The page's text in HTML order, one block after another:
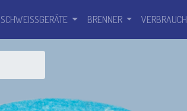
SCHWEISSGERÄTE BRENNER VERBRAUCH